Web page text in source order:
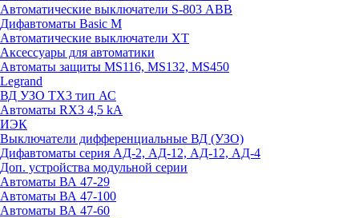
Автоматические выключатели S-803 АВВ
Дифавтоматы Basic M
Автоматические выключатели XT
Аксессуары для автоматики
Автоматы защиты MS116, MS132, MS450
Legrand
ВД УЗО TX3 тип АС
Автоматы RX3 4,5 kA
ИЭК
Выключатели дифференциальные ВД (УЗО)
Дифавтоматы серия АД-2, АД-12, АД-12, АД-4
Доп. устройства модульной серии
Автоматы ВА 47-29
Автоматы ВА 47-100
Автоматы ВА 47-60